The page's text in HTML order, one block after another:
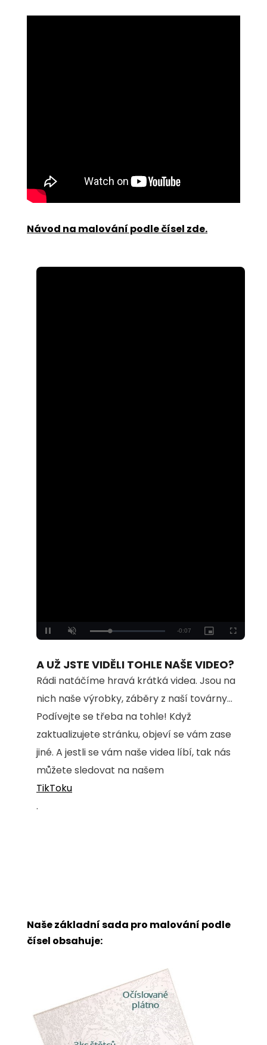
Návod na malování podle čísel zde.
Unmute Loaded:
100.00%
A UŽ JSTE VIDĚLI TOHLE NAŠE VIDEO?
Rádi natáčíme hravá krátká videa. Jsou na
nich naše výrobky, záběry z naší továrny...
Podívejte se třeba na tohle! Když
zaktualizujete stránku, objeví se vám zase
jiné. A jestli se vám naše videa líbí, tak nás
můžete sledovat na našem
TikToku
.
Naše základní sada pro malování podle
čísel obsahuje: